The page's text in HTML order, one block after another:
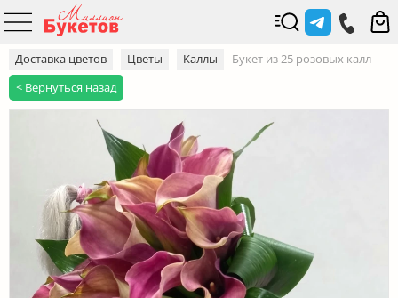
Доставка цветов Цветы Каллы
Букет из 25 розовых калл
< Вернуться назад